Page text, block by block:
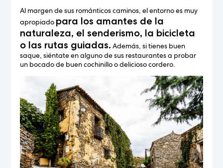
Al margen de sus románticos caminos, el entorno es muy
apropiado para los amantes de la
naturaleza, el senderismo, la bicicleta
o las rutas guiadas. Además, si tienes buen
saque, siéntate en alguno de sus restaurantes a probar
un bocado de buen cochinillo o delicioso cordero.